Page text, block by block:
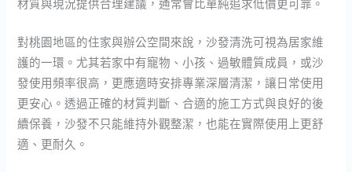
對桃園地區的住家與辦公空間來說，沙發清洗可視為居家維
護的一環。尤其若家中有寵物、小孩、過敏體質成員，或沙
發使用頻率很高，更應適時安排專業深層清潔，讓日常使用
更安心。透過正確的材質判斷、合適的施工方式與良好的後
續保養，沙發不只能維持外觀整潔，也能在實際使用上更舒
適、更耐久。